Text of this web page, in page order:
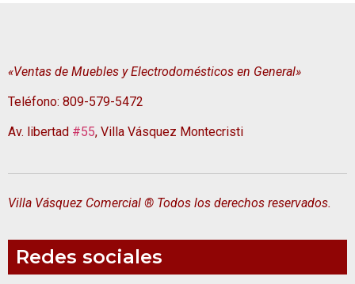
«Ventas de Muebles y Electrodomésticos en General»
Teléfono: 809-579-5472
Av. libertad #55, Villa Vásquez Montecristi
Villa Vásquez Comercial ® Todos los derechos reservados.
Redes sociales